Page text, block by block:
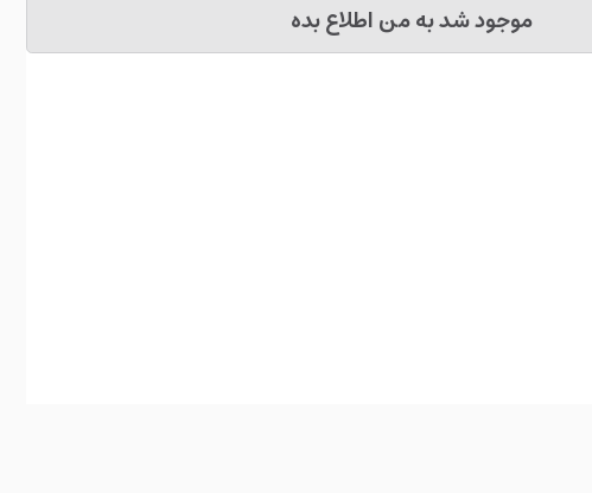
موجود شد به من اطلاع بده